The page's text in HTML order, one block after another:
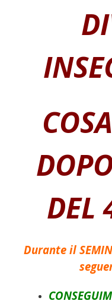
DEL
Durante il